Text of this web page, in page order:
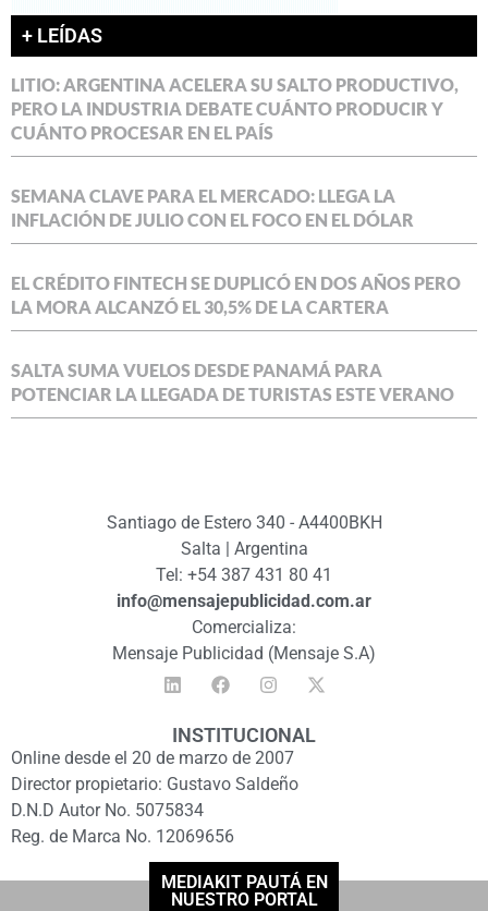
+ LEÍDAS
LITIO: ARGENTINA ACELERA SU SALTO PRODUCTIVO,
PERO LA INDUSTRIA DEBATE CUÁNTO PRODUCIR Y
CUÁNTO PROCESAR EN EL PAÍS
SEMANA CLAVE PARA EL MERCADO: LLEGA LA
INFLACIÓN DE JULIO CON EL FOCO EN EL DÓLAR
EL CRÉDITO FINTECH SE DUPLICÓ EN DOS AÑOS PERO
LA MORA ALCANZÓ EL 30,5% DE LA CARTERA
SALTA SUMA VUELOS DESDE PANAMÁ PARA
POTENCIAR LA LLEGADA DE TURISTAS ESTE VERANO
Santiago de Estero 340 - A4400BKH
Salta | Argentina
Tel: +54 387 431 80 41
info@mensajepublicidad.com.ar
Comercializa:
Mensaje Publicidad (Mensaje S.A)
INSTITUCIONAL
Online desde el 20 de marzo de 2007
Director propietario: Gustavo Saldeño
D.N.D Autor No. 5075834
Reg. de Marca No. 12069656
MEDIAKIT PAUTÁ EN
NUESTRO PORTAL